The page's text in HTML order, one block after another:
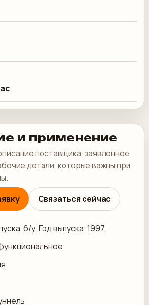
и применение
поставщика, заявленное
детали, которые важны при
Связаться сейчас
б/у. Год выпуска: 1997.